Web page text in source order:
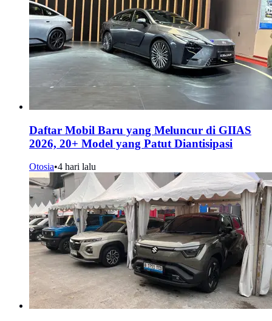
Daftar Mobil Baru yang Meluncur di GIIAS
2026, 20+ Model yang Patut Diantisipasi
Otosia•4 hari lalu